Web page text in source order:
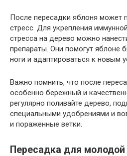
После пересадки яблоня может
стресс. Для укрепления
стресса на дерево можно
препараты. Они помогут яблоне
ноги и адаптироваться к новым
Важно помнить, что после
особенно бережный и
регулярно поливайте дерево,
специальными удобрениями и
и пораженные ветки.
Пересадка для молодой